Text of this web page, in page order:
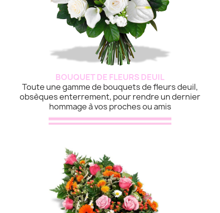
BOUQUET DE FLEURS DEUIL
Toute une gamme de bouquets de fleurs deuil,
obsèques enterrement, pour rendre un dernier
hommage à vos proches ou amis